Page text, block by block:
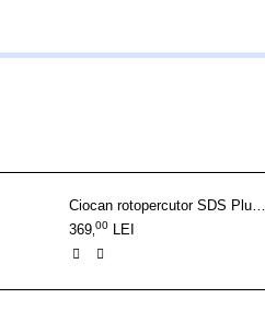
369 00 LEI